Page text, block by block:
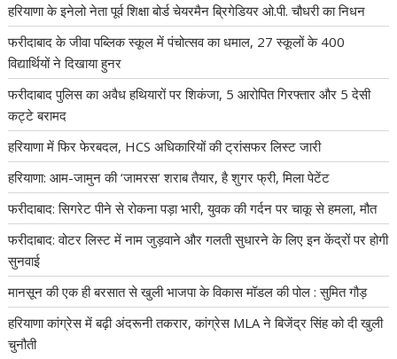
हरियाणा के इनेलो नेता पूर्व शिक्षा बोर्ड चेयरमैन ब्रिगेडियर ओ.पी. चौधरी का निधन
फरीदाबाद के जीवा पब्लिक स्कूल में पंचोत्सव का धमाल, 27 स्कूलों के 400
विद्यार्थियों ने दिखाया हुनर
फरीदाबाद पुलिस का अवैध हथियारों पर शिकंजा, 5 आरोपित गिरफ्तार और 5 देसी
कट्टे बरामद
हरियाणा में फिर फेरबदल, HCS अधिकारियों की ट्रांसफर लिस्ट जारी
हरियाणा: आम-जामुन की ‘जामरस’ शराब तैयार, है शुगर फ्री, मिला पेटेंट
फरीदाबाद: सिगरेट पीने से रोकना पड़ा भारी, युवक की गर्दन पर चाकू से हमला, मौत
फरीदाबाद: वोटर लिस्ट में नाम जुड़वाने और गलती सुधारने के लिए इन केंद्रों पर होगी
सुनवाई
मानसून की एक ही बरसात से खुली भाजपा के विकास मॉडल की पोल : सुमित गौड़
हरियाणा कांग्रेस में बढ़ी अंदरूनी तकरार, कांग्रेस MLA ने बिजेंद्र सिंह को दी खुली
चुनौती